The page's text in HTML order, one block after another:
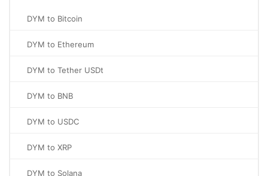
DYM to Bitcoin
DYM to Ethereum
DYM to Tether USDt
DYM to BNB
DYM to USDC
DYM to XRP
DYM to Solana